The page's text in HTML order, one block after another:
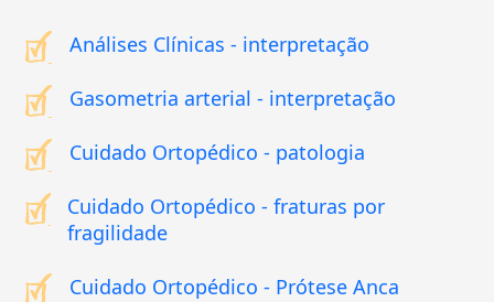
Análises Clínicas - interpretação
Gasometria arterial - interpretação
Cuidado Ortopédico - patologia
Cuidado Ortopédico - fraturas por
fragilidade
Cuidado Ortopédico - Prótese Anca